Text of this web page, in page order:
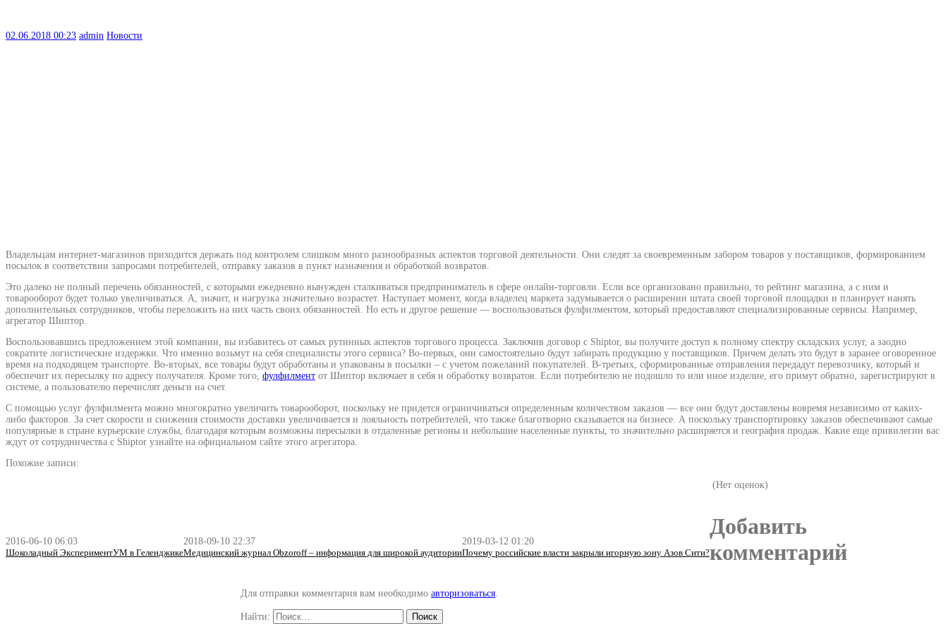
02.06.2018 00:23 admin Новости
Владельцам интернет-магазинов приходится держать под контролем слишком много разнообразных аспектов торговой деятельности. Они следят за своевременным забором товаров у поставщиков, формированием
посылок в соответствии запросами потребителей, отправку заказов в пункт назначения и обработкой возвратов.
Это далеко не полный перечень обязанностей, с которыми ежедневно вынужден сталкиваться предприниматель в сфере онлайн-торговли. Если все организовано правильно, то рейтинг магазина, а с ним и
товарооборот будет только увеличиваться. А, значит, и нагрузка значительно возрастет. Наступает момент, когда владелец маркета задумывается о расширении штата своей торговой площадки и планирует нанять
дополнительных сотрудников, чтобы переложить на них часть своих обязанностей. Но есть и другое решение — воспользоваться фулфилментом, который предоставляют специализированные сервисы. Например,
агрегатор Шиптор.
Воспользовавшись предложением этой компании, вы избавитесь от самых рутинных аспектов торгового процесса. Заключив договор с Shiptor, вы получите доступ к полному спектру складских услуг, а заодно
сократите логистические издержки. Что именно возьмут на себя специалисты этого сервиса? Во-первых, они самостоятельно будут забирать продукцию у поставщиков. Причем делать это будут в заранее оговоренное
время на подходящем транспорте. Во-вторых, все товары будут обработаны и упакованы в посылки – с учетом пожеланий покупателей. В-третьих, сформированные отправления передадут перевозчику, который и
обеспечит их пересылку по адресу получателя. Кроме того, фулфилмент от Шиптор включает в себя и обработку возвратов. Если потребителю не подошло то или иное изделие, его примут обратно, зарегистрируют в
системе, а пользователю перечислят деньги на счет.
С помощью услуг фулфилмента можно многократно увеличить товарооборот, поскольку не придется ограничиваться определенным количеством заказов — все они будут доставлены вовремя независимо от каких-
либо факторов. За счет скорости и снижения стоимости доставки увеличивается и лояльность потребителей, что также благотворно сказывается на бизнесе. А поскольку транспортировку заказов обеспечивают самые
популярные в стране курьерские службы, благодаря которым возможны пересылки в отдаленные регионы и небольшие населенные пункты, то значительно расширяется и география продаж. Какие еще привилегии вас
ждут от сотрудничества с Shiptor узнайте на официальном сайте этого агрегатора.
Похожие записи:
2016-06-10 06:03
Шоколадный ЭкспериментУМ в Геленджике
2018-09-10 22:37
Медицинский журнал Obzoroff – информация для широкой аудитории
2019-03-12 01:20
Почему российские власти закрыли игорную зону Азов Сити?
(Нет оценок)
Добавить
комментарий
Для отправки комментария вам необходимо авторизоваться
Найти: